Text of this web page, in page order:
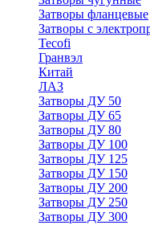
Затворы фланцевые
Затворы с
Tecofi
Гранвэл
Китай
ЛАЗ
Затворы ДУ 50
Затворы ДУ 65
Затворы ДУ 80
Затворы ДУ 100
Затворы ДУ 125
Затворы ДУ 150
Затворы ДУ 200
Затворы ДУ 250
Затворы ДУ 300